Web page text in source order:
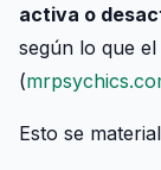
activa o
según lo que
(
Esto se